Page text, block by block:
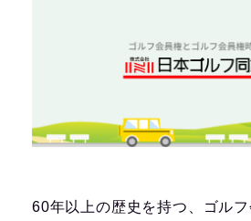
60年以上の歴史を持つ、ゴル